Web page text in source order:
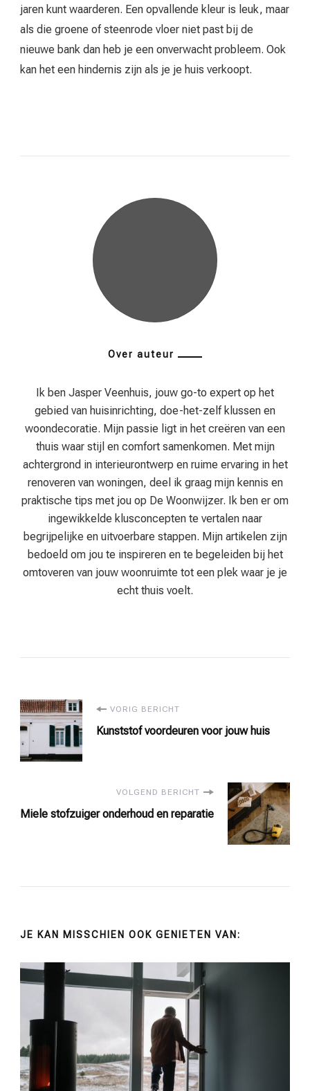
jaren kunt waarderen. Een opvallende kleur is leuk, maar
als die groene of steenrode vloer niet past bij de
nieuwe bank dan heb je een onverwacht probleem. Ook
kan het een hindernis zijn als je je huis verkoopt.
Over auteur
Ik ben Jasper Veenhuis, jouw go-to expert op het
gebied van huisinrichting, doe-het-zelf klussen en
woondecoratie. Mijn passie ligt in het creëren van een
thuis waar stijl en comfort samenkomen. Met mijn
achtergrond in interieurontwerp en ruime ervaring in het
renoveren van woningen, deel ik graag mijn kennis en
praktische tips met jou op De Woonwijzer. Ik ben er om
ingewikkelde klusconcepten te vertalen naar
begrijpelijke en uitvoerbare stappen. Mijn artikelen zijn
bedoeld om jou te inspireren en te begeleiden bij het
omtoveren van jouw woonruimte tot een plek waar je je
echt thuis voelt.
Bericht
navigatie
VORIG BERICHT
Kunststof voordeuren voor jouw huis
VOLGEND BERICHT
Miele stofzuiger onderhoud en reparatie
JE KAN MISSCHIEN OOK GENIETEN VAN: